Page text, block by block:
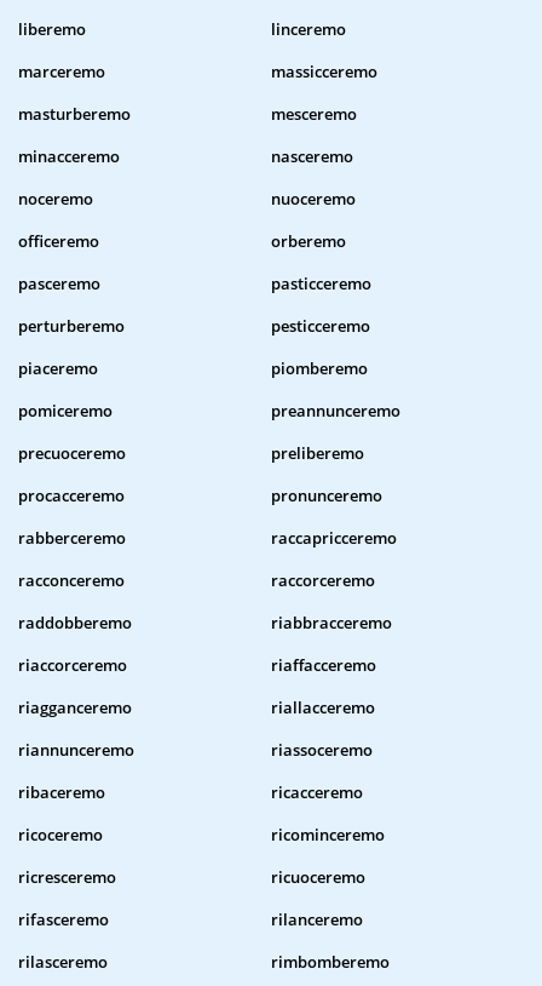
liberemo
linceremo
marceremo
massicceremo
masturberemo
mesceremo
minacceremo
nasceremo
noceremo
nuoceremo
officeremo
orberemo
pasceremo
pasticceremo
perturberemo
pesticceremo
piaceremo
piomberemo
pomiceremo
preannunceremo
precuoceremo
preliberemo
procacceremo
pronunceremo
rabberceremo
raccapricceremo
racconceremo
raccorceremo
raddobberemo
riabbracceremo
riaccorceremo
riaffacceremo
riagganceremo
riallacceremo
riannunceremo
riassoceremo
ribaceremo
ricacceremo
ricoceremo
ricominceremo
ricresceremo
ricuoceremo
rifasceremo
rilanceremo
rilasceremo
rimbomberemo